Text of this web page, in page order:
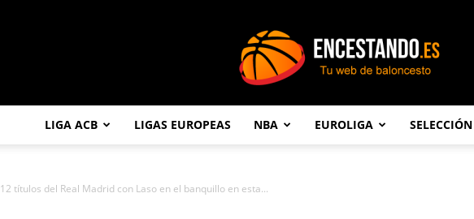
LIGA ACB LIGAS EUROPEAS NBA EUROLIGA SELECCIÓN
12 títulos del Real Madrid con Laso en el banquillo en esta...